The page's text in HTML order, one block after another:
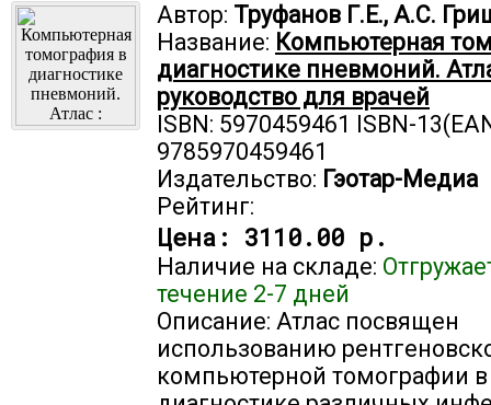
Автор: Труфанов Г.Е., А.С.
Название: Компьютерная
диагностике пневмоний.
руководство для врачей
ISBN: 5970459461 ISBN-
9785970459461
Издательство: Гэотар-Медиа
Рейтинг:
Цена: 3110.00 р.
Наличие на складе:
течение 2-7 дней
Описание: Атлас посвящен
использованию
компьютерной томографии в